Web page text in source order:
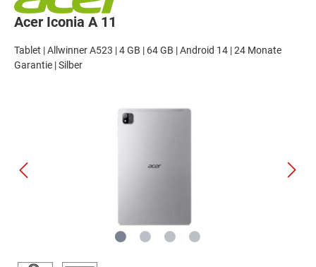
Acer Iconia A 11
Tablet | Allwinner A523 | 4 GB | 64 GB | Android 14 | 24 Monate
Garantie | Silber